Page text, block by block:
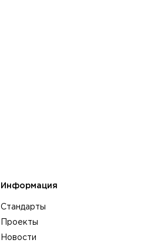
Информация
Стандарты
Проекты
Новости